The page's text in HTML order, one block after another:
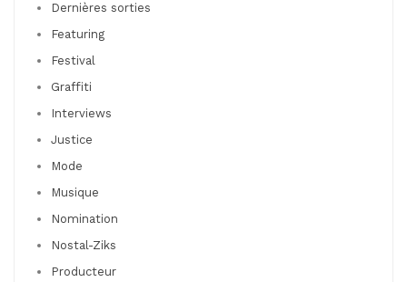
Dernières sorties
Featuring
Festival
Graffiti
Interviews
Justice
Mode
Musique
Nomination
Nostal-Ziks
Producteur